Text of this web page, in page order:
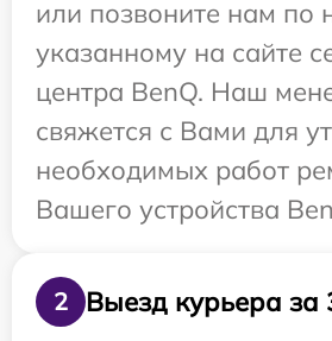
или позвоните нам по
указанному на сайте
центра BenQ. Наш
свяжется с Вами для
необходимых работ
Вашего устройства
2 Выезд курьера за